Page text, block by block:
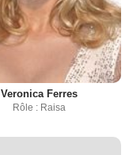
Veronica Ferres
Rôle : Raisa